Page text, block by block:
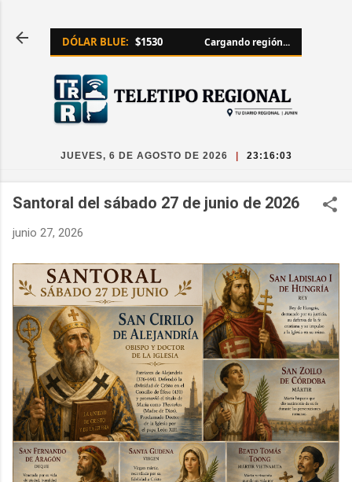
DÓLAR BLUE: $1530 Cargando región...
JUEVES, 6 DE AGOSTO DE 2026 23:16:03
Santoral del sábado 27 de junio de 2026
junio 27, 2026